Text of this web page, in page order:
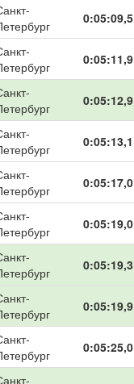
0:05:09,5
0:05:11,9
0:05:12,9
0:05:13,1
0:05:17,0
0:05:19,0
0:05:19,3
0:05:19,9
0:05:25,0